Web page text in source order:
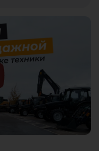
ремонт.
деталей и оформления
TCM FD30C3Z в